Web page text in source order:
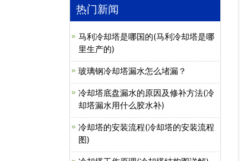
热门新闻
马利冷却塔是哪国的(马利冷却塔是哪
里生产的)
玻璃钢冷却塔漏水怎么堵漏？
冷却塔底盘漏水的原因及修补方法(冷
却塔漏水用什么胶水补)
冷却塔的安装流程(冷却塔的安装流程
图)